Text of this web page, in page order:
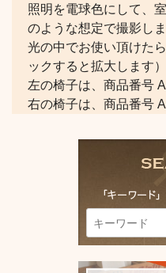
照明を電球色にして、
のような想定で撮影し
光の中でお使い頂けた
ックすると拡大します）
左の椅子は、商品番号
右の椅子は、商品番号